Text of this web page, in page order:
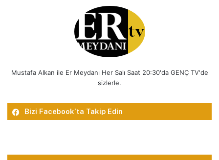
Mustafa Alkan ile Er Meydanı Her Salı Saat 20:30'da GENÇ TV'de
sizlerle.
Bizi Facebook’ta Takip Edin